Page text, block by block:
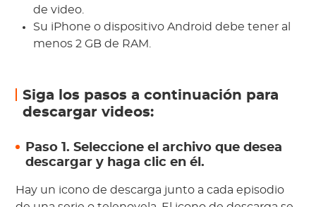
de video.
Su iPhone o dispositivo Android debe tener al
menos 2 GB de RAM.
Siga los pasos a continuación para
descargar videos:
Paso 1. Seleccione el archivo que desea
descargar y haga clic en él.
Hay un icono de descarga junto a cada episodio